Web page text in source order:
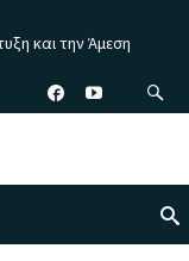
και την Άμεση